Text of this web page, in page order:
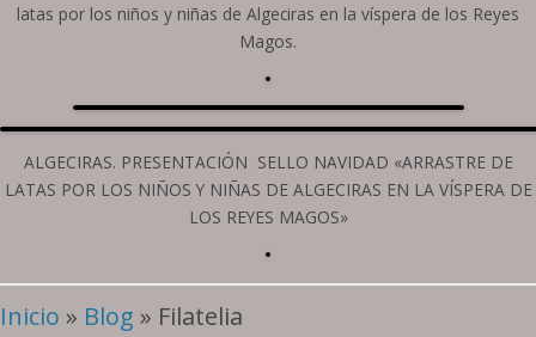
latas por los niños y niñas de Algeciras en la víspera de los Reyes
Magos.
ALGECIRAS. PRESENTACIÓN SELLO NAVIDAD «ARRASTRE DE
LATAS POR LOS NIÑOS Y NIÑAS DE ALGECIRAS EN LA VÍSPERA DE
LOS REYES MAGOS»
Inicio » Blog » Filatelia